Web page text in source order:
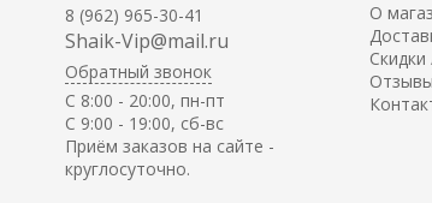
8 (962) 965-30-41
Shaik-Vip@mail.ru
Обратный звонок
C 8:00 - 20:00, пн-пт
С 9:00 - 19:00, сб-вс
Приём заказов на сайте -
круглосуточно.
О
Отзывы